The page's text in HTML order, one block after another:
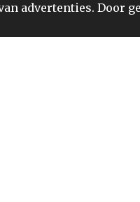
advertenties. Door